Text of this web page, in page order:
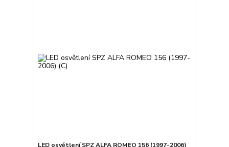
LED osvětlení SPZ ALFA ROMEO 156 (1997-2006)